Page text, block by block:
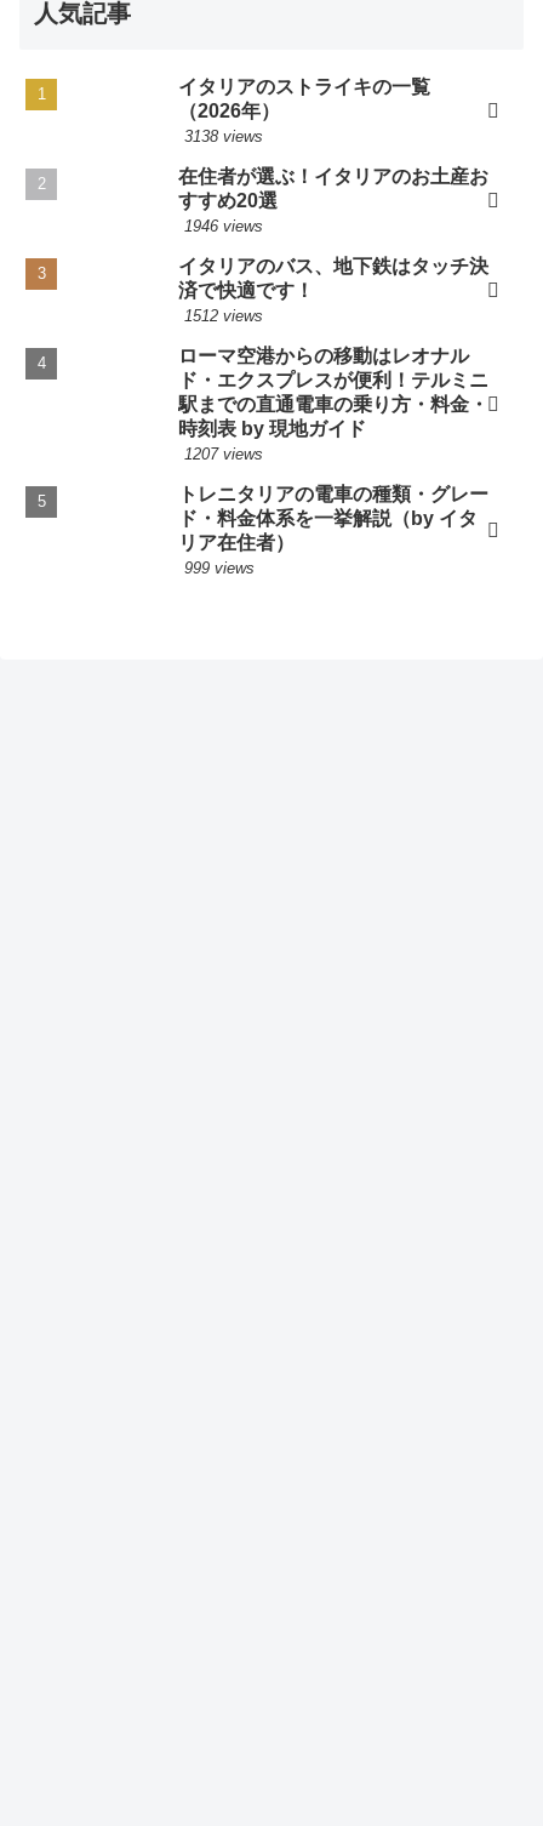
人気記事
イタリアのストライキの一覧
（2026年）
3138 views
在住者が選ぶ！イタリアのお土産お
すすめ20選
1946 views
イタリアのバス、地下鉄はタッチ決
済で快適です！
1512 views
ローマ空港からの移動はレオナル
ド・エクスプレスが便利！テルミニ
駅までの直通電車の乗り方・料金・
時刻表 by 現地ガイド
1207 views
トレニタリアの電車の種類・グレー
ド・料金体系を一挙解説（by イタ
リア在住者）
999 views